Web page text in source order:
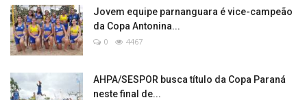
Jovem equipe parnanguara é vice-campeão
da Copa Antonina...
0 4467
AHPA/SESPOR busca título da Copa Paraná
neste final de...